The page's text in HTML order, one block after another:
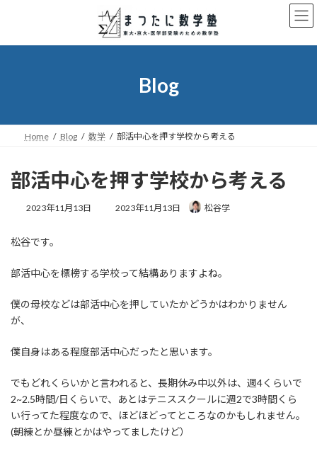
ン
ー
Blog
Home Blog 数学 部活中心を押す学校から考える
部活中心を押す学校から考える
2023年11月13日
最
時
:
2023年11月13日 松谷学
松谷です。
部活中心を標榜する学校って結構ありますよね。
僕の母校などは部活中心を押していたかどうかはわかりません
が、
僕自身はある程度部活中心だったと思います。
でもどれくらいかと言われると、長期休み中以外は、週4くらいで
2~2.5時間/日くらいで、あとはテニススクールに週2で3時間くら
い行ってた程度なので、ほどほどってところなのかもしれません。
(朝練とか昼練とかはやってましたけど）